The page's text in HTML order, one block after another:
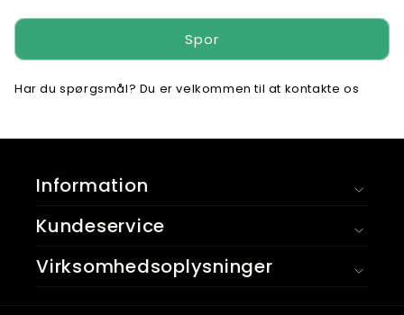
Spor
Har du spørgsmål? Du er velkommen til at kontakte os
Information
Kundeservice
Virksomhedsoplysninger